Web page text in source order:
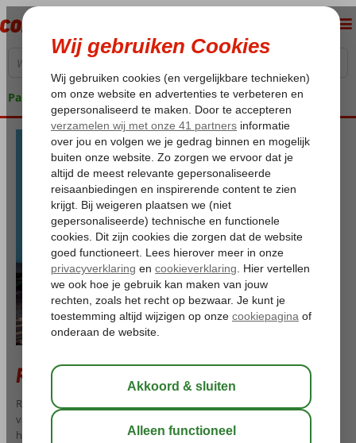
Pakketgarantie
Riviera Hotels
Riviera Hotels is een Turkse hotelgroep met comfortabele
vakantiehotels waar zon, strand en ontspanning centraal staan. De
hotels liggen aan de Turkse Rivièra in Alanya, dichtbij het Kleopatra-